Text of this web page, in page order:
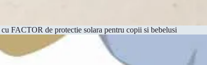
FACTOR de protectie solara pentru copii si bebelusi